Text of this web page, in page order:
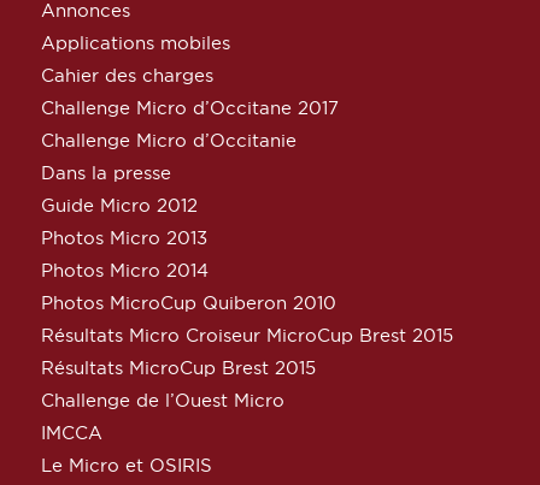
Annonces
Applications mobiles
Cahier des charges
Challenge Micro d’Occitane 2017
Challenge Micro d’Occitanie
Dans la presse
Guide Micro 2012
Photos Micro 2013
Photos Micro 2014
Photos MicroCup Quiberon 2010
Résultats Micro Croiseur MicroCup Brest 2015
Résultats MicroCup Brest 2015
Challenge de l’Ouest Micro
IMCCA
Le Micro et OSIRIS